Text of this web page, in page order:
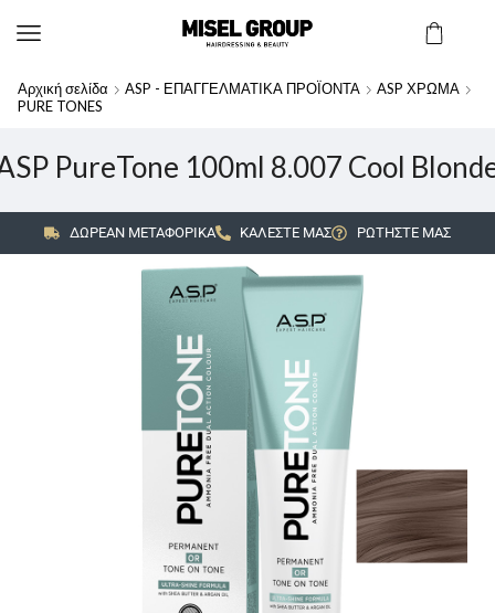
Αρχική σελίδα ASP - ΕΠΑΓΓΕΛΜΑΤΙΚΑ ΠΡΟΪΟΝΤΑ
ASP ΧΡΩΜΑ
PURE TONES
PureTone 100ml 8.007 Cool
ΔΩΡΕΑΝ ΜΕΤΑΦΟΡΙΚΑ ΚΑΛΕΣΤΕ ΜΑΣ ΡΩΤΗΣΤΕ ΜΑΣ